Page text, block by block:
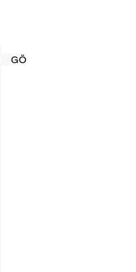
GÖRÜNÜMTV